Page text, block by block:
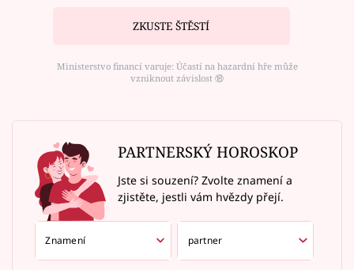
ZKUSTE ŠTĚSTÍ
Ministerstvo financí varuje: Účastí na hazardní hře může
vzniknout závislost ⑱
PARTNERSKÝ HOROSKOP
Jste si souzení? Zvolte znamení a
zjistěte, jestli vám hvězdy přejí.